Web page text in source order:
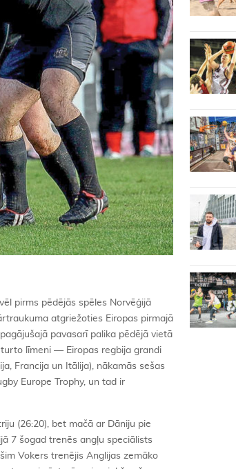
pirms pēdējās spēles Norvēģijā
atgriežoties Eiropas pirmajā
pavasarī palika pēdējā vietā
līmeni — Eiropas regbija grandi
Francija un Itālija), nākamās sešas
Europe Trophy, un tad ir
(26:20), bet mačā ar Dāniju pie
7 šogad trenēs angļu speciālists
Vokers trenējis Anglijas zemāko